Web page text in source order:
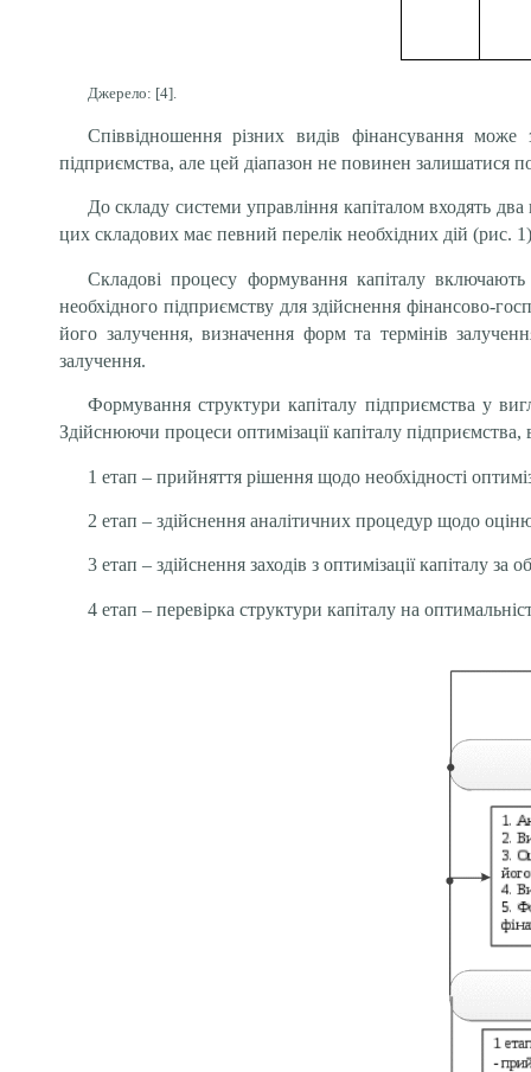
Джерело: [4].
Співвідношення різних видів фінансування
підприємства, але цей діапазон не повинен залишатися
До складу системи управління капіталом входять
цих складових має певний перелік необхідних дій (рис.
Складові процесу формування капіталу включають
необхідного підприємству для здійснення фінансово-
його залучення, визначення форм та термінів
залучення.
Формування структури капіталу підприємства у
Здійснюючи процеси оптимізації капіталу підприємства,
1 етап – прийняття рішення щодо необхідності
2 етап – здійснення аналітичних процедур щодо
3 етап – здійснення заходів з оптимізації капіталу
4 етап – перевірка структури капіталу на